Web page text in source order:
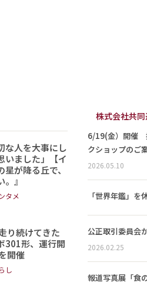
な人を大事にし
いました」【イ
が降る丘で、
』
タメ
り続けてきた
形、運行開
開催
し
株式会社共
6/19(金）開催
クショップのご
2026.05.10
「世界年鑑」を
公正取引委員会
2026.02.25
報道写真展「食